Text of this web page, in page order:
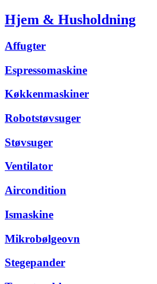
Hjem & Husholdning
Affugter
Espressomaskine
Køkkenmaskiner
Robotstøvsuger
Støvsuger
Ventilator
Aircondition
Ismaskine
Mikrobølgeovn
Stegepander